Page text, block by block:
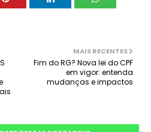
MAIS RECENTES
Fim do RG? Nova lei do CPF
em vigor: entenda
mudanças e impactos